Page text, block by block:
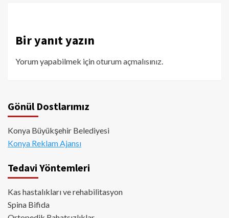
Bir yanıt yazın
Yorum yapabilmek içinoturum açmalısınız
Gönül Dostlarımız
Konya Büyükşehir Belediyesi
Konya Reklam Ajansı
Tedavi Yöntemleri
Kas hastalıkları ve rehabilitasyon
Spina Bifida